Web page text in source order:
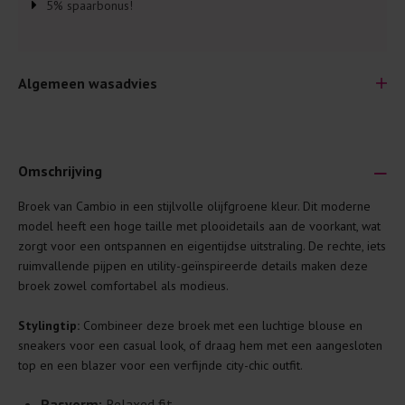
5% spaarbonus!
Algemeen wasadvies
Je wilt natuurlijk lang plezier hebben van je nieuwe kleding.
Daarom geven wij een aantal algemene was-tips:
Lees altijd eerst even het was-etiket.
buitenkant.
Wees zuinig met wasmiddel. Per kledingstuk is een drupje
genoeg.
Was zo koud mogelijk. Op 20 of 30 graden wassen is vaak
Omschrijving
Broek van Cambio in een stijlvolle olijfgroene kleur. Dit moderne
model heeft een hoge taille met plooidetails aan de voorkant, wat
zorgt voor een ontspannen en eigentijdse uitstraling. De rechte, iets
ruimvallende pijpen en utility-geïnspireerde details maken deze
broek zowel comfortabel als modieus.
Stylingtip: Combineer deze broek met een luchtige blouse en
sneakers voor een casual look, of draag hem met een aangesloten
top en een blazer voor een verfijnde city-chic outfit.